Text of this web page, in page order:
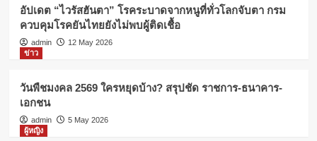
อัปเดต “ไวรัสฮันตา” โรคระบาดจากหนูที่ทั่วโลกจับตา กรม
ควบคุมโรคยันไทยยังไม่พบผู้ติดเชื้อ
admin
12 May 2026
ข่าว
วันพืชมงคล 2569 ใครหยุดบ้าง? สรุปชัด ราชการ-ธนาคาร-
เอกชน
admin
5 May 2026
ผู้หญิง